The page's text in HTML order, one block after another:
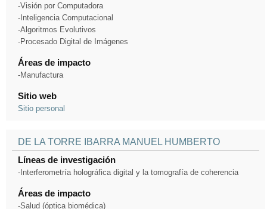
-Visión por Computadora
-Inteligencia Computacional
-Algoritmos Evolutivos
-Procesado Digital de Imágenes
Áreas de impacto
-Manufactura
Sitio web
Sitio personal
DE LA TORRE IBARRA MANUEL HUMBERTO
Líneas de investigación
-Interferometría holográfica digital y la tomografía de coherencia
Áreas de impacto
-Salud (óptica biomédica)